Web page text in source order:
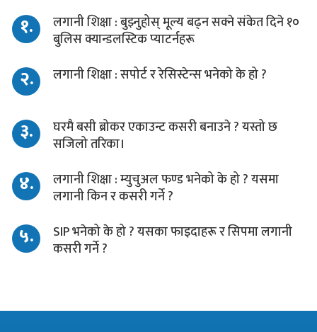
१.
लगानी शिक्षा : बुझ्नुहोस् मूल्य बढ्न सक्ने संकेत दिने १०
बुलिस क्यान्डलस्टिक प्याटर्नहरू
२. लगानी शिक्षा : सपोर्ट र रेसिस्टेन्स भनेको के हो ?
३.
घरमै बसी ब्रोकर एकाउन्ट कसरी बनाउने ? यस्तो छ
सजिलो तरिका।
४.
लगानी शिक्षा : म्युचुअल फण्ड भनेको के हो ? यसमा
लगानी किन र कसरी गर्ने ?
५.
SIP भनेको के हो ? यसका फाइदाहरू र सिपमा लगानी
कसरी गर्ने ?